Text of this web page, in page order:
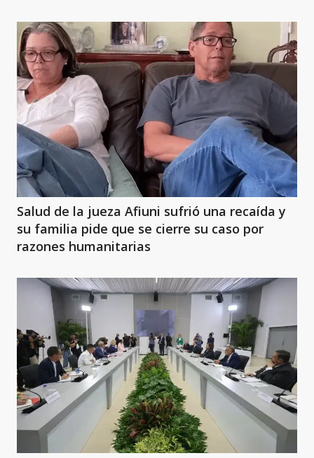
Salud de la jueza Afiuni sufrió una recaída y
su familia pide que se cierre su caso por
razones humanitarias